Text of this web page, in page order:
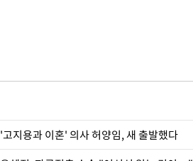
'고지용과 이혼' 의사 허양임, 새 출발했다